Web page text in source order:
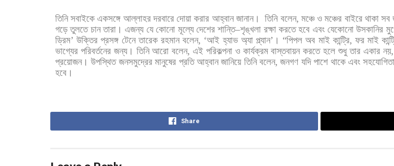
তিনি সবাইকে একসঙ্গে আল্লাহর দরবারে দোয়া করার আহ্বান জানান। তিনি বলেন, মঞ্চে ও মঞ্চের বাইরে থাকা সব
গড়ে তুলতে চান তারা। এজন্য যে কোনো মূল্যে দেশের শান্তি–শৃঙ্খলা রক্ষা করতে হবে এবং যেকোনো উসকানির
ড্রিম’উক্তির প্রসঙ্গ টেনে তারেক রহমান বলেন, ‘আই হ্যাভ অ্যা প্ল্যান’ । “পিপল অব মাই কান্ট্রি,ফর মাই
ভাগ্যের পরিবর্তনের জন্য। তিনি আরো বলেন,এই পরিকল্পনা ও কার্যক্রম বাস্তবায়ন করতে হলে শুধু তার একার নয়
প্রয়োজন। উপস্থিত জনসমুদ্রের মানুষের প্রতি আহ্বান জানিয়ে তিনি বলেন,জনগণ যদি পাশে থাকে এবং সহযোগিতা
হবে।
Share